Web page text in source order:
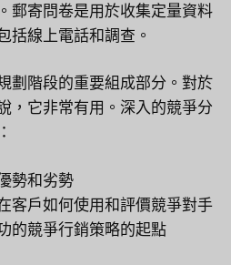
郵寄問卷是用於收集定量資料
括線上電話和調查。
劃階段的重要組成部分。對於
，它非常有用。深入的競爭分
勢和劣勢
客戶如何使用和評價競爭對手
的競爭行銷策略的起點